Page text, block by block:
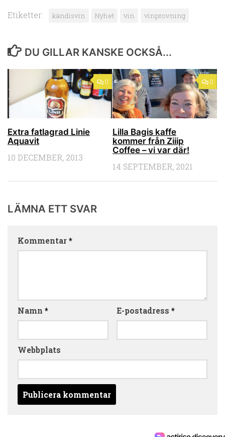
Etiketter: kändisvin Nyhet vin vinprovning
DU GILLAR KANSKE OCKSÅ...
0
Extra fatlagrad Linie
Aquavit
10 DECEMBER, 2013
0
Lilla Bagis kaffe
kommer från Ziiip
Coffee – vi var där!
14 SEPTEMBER, 2021
LÄMNA ETT SVAR
Kommentar*
Namn * E-postadress *
Webbplats